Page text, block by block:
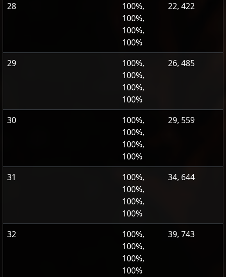
28
100%,
100%,
100%,
100%
22, 422
29
100%,
100%,
100%,
100%
26, 485
30
100%,
100%,
100%,
100%
29, 559
31
100%,
100%,
100%,
100%
34, 644
32
100%,
100%,
100%,
100%
39, 743